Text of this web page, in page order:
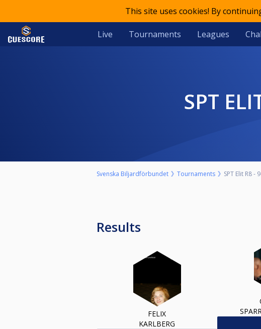
This site uses cookies! By
Live Tournaments Leagues
SPT
Svenska Biljardförbundet Tournaments SPT Elit R8 -
Results
FELIX
KARLBERG